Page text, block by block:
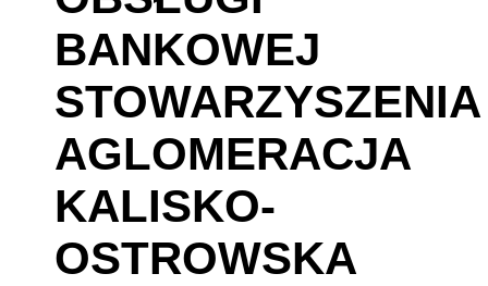
BANKOWEJ
STOWARZYSZENIA
AGLOMERACJA
KALISKO-
OSTROWSKA